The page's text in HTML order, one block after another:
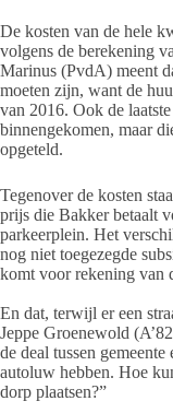
De kosten van de hele
volgens de berekening
Marinus (PvdA) meent
moeten zijn, want de
van 2016. Ook de
binnengekomen, maar
opgeteld.
Tegenover de kosten
prijs die Bakker betaalt
parkeerplein. Het
nog niet toegezegde
komt voor rekening van
En dat, terwijl er een
Jeppe Groenewold
de deal tussen
autoluw hebben. Hoe
dorp plaatsen?”